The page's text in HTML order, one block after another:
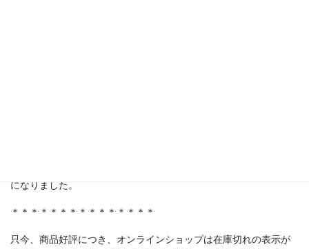
になりました。
＊＊＊＊＊＊＊＊＊＊＊＊＊＊＊
只今、商品好評につき、オンラインショップは在庫切れの表示が